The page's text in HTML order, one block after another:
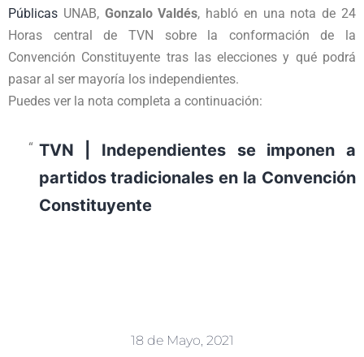
Públicas UNAB, Gonzalo Valdés, habló en una nota de 24
Horas central de TVN sobre la conformación de la
Convención Constituyente tras las elecciones y qué podrá
pasar al ser mayoría los independientes.
Puedes ver la nota completa a continuación:
TVN | Independientes se imponen a
partidos tradicionales en la Convención
Constituyente
18 de Mayo, 2021